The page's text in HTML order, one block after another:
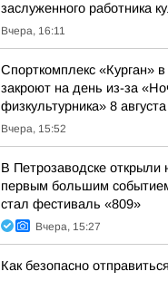
заслуженного работника
Вчера, 16:11
Спорткомплекс «Курган»
закроют на день из-за
физкультурника» 8 августа
Вчера, 15:52
В Петрозаводске открыли
первым большим
стал фестиваль «809»
Вчера, 15:27
Как безопасно